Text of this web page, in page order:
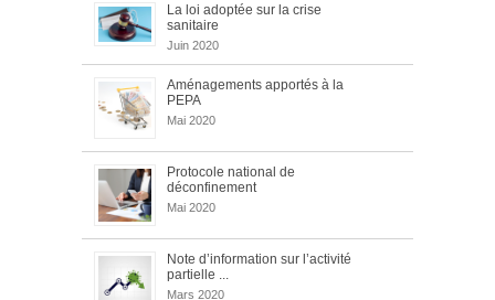
La loi adoptée sur la crise
sanitaire
Juin 2020
Aménagements apportés à la
PEPA
Mai 2020
Protocole national de
déconfinement
Mai 2020
Note d’information sur l’activité
partielle ...
Mars 2020